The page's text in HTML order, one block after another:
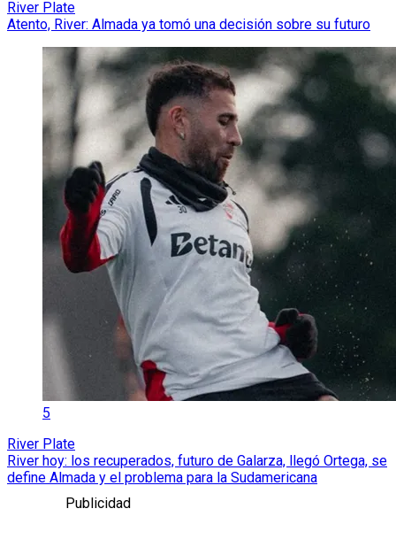
River Plate
Atento, River: Almada ya tomó una decisión sobre su futuro
5
River Plate
River hoy: los recuperados, futuro de Galarza, llegó Ortega, se
define Almada y el problema para la Sudamericana
Publicidad